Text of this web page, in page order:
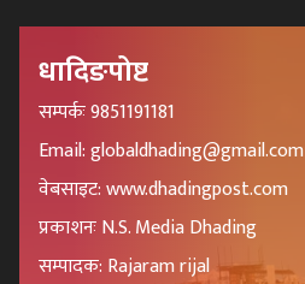
धादिङपोष्ट
सम्पर्कः 9851191181
Email: globaldhading@gmail.com
वेबसाइट: www.dhadingpost.com
प्रकाशनः N.S. Media Dhading
सम्पादक: Rajaram rijal